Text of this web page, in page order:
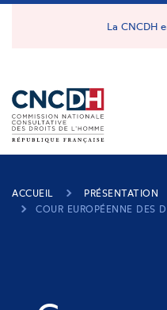
Panneau de gestion des cookies
La CNCDH
ACCUEIL PRÉSENTATION
COUR EUROPÉENNE DES